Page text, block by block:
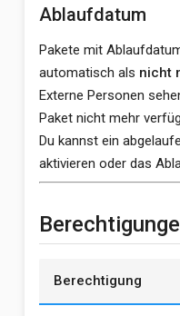
Ablaufdatum
Pakete mit
automatisch als nicht
Externe Personen
Paket nicht mehr
Du kannst ein
aktivieren oder das
Berechtigung